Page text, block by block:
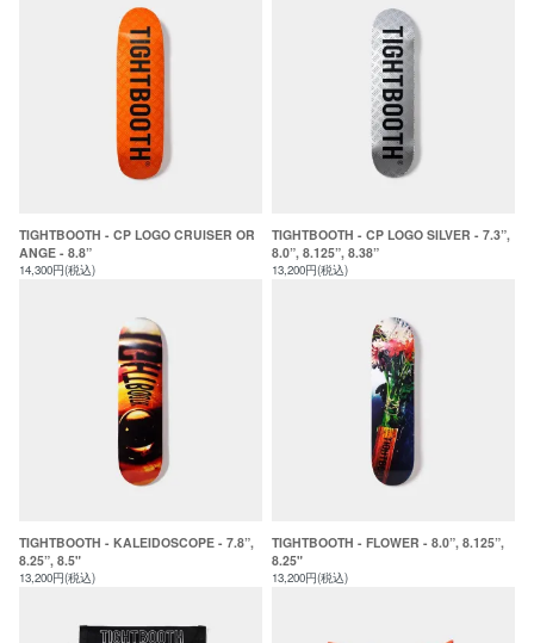
TIGHTBOOTH - CP LOGO CRUISER OR
ANGE - 8.8”
14,300円(税込)
TIGHTBOOTH - CP LOGO SILVER - 7.3”,
8.0”, 8.125”, 8.38”
13,200円(税込)
TIGHTBOOTH - KALEIDOSCOPE - 7.8”,
8.25”, 8.5"
13,200円(税込)
TIGHTBOOTH - FLOWER - 8.0”, 8.125”,
8.25"
13,200円(税込)